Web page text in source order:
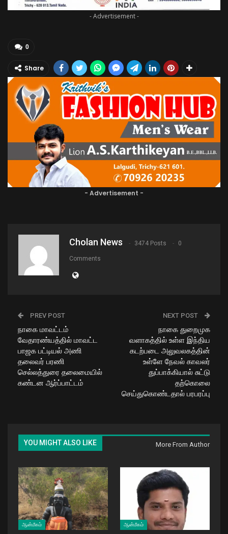
- Advertisement -
0
Share
- Advertisement -
Cholan News 3474 Posts 0
Comments
PREV POST
நாகை மாவட்டம்
வேதாரண்யத்தில் மாவட்ட
பாஜக பட்டியல் அணி
தலைவர் பரணி
செல்லத்துரை தலைமையில்
கண்டன ஆர்ப்பாட்டம்
NEXT POST
நாகை துறைமுக
வளாகத்தில் உள்ள இந்திய
கடற்படை அலுவலகத்தின்
உள்ளே நேவல் காவலர்
துப்பாக்கியால் சுட்டு
தற்கொலை
செய்துகொண்டதால் பரபரப்பு
YOU MIGHT ALSO LIKE More From Author
ஆன்மீகம் ஆன்மீகம்